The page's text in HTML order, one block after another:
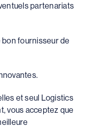
partenariats
fournisseur de
et seul Logistics
vous acceptez que